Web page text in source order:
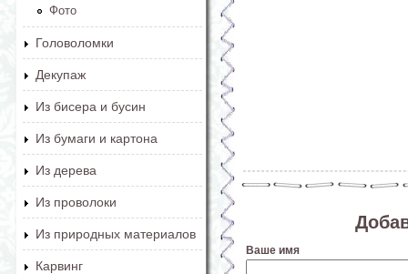
Фото
Головоломки
Декупаж
Из бисера и бусин
Из бумаги и картона
Из дерева
Из проволоки
Из природных материалов
Карвинг
Ваше имя